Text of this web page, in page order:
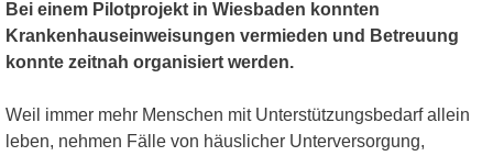
Bei einem Pilotprojekt in Wiesbaden konnten
Krankenhauseinweisungen vermieden und Betreuung
konnte zeitnah organisiert werden.
Weil immer mehr Menschen mit Unterstützungsbedarf allein
leben, nehmen Fälle von häuslicher Unterversorgung,